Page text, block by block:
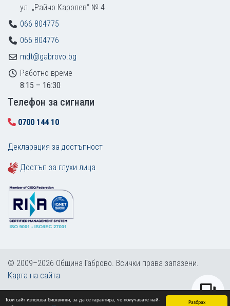
Разбрах
Този сайт използва бисквитки, за да се гарантира, че получавате най-
ул. „Райчо Каролев“ № 4
066 804775
066 804776
mdt@gabrovo.bg
Работно време
8:15 – 16:30
Tелефон за сигнали
0700 144 10
Декларация за достъпност
Достъп за глухи лица
© 2009–2026 Община Габрово. Всички права запазени.
Карта на сайта